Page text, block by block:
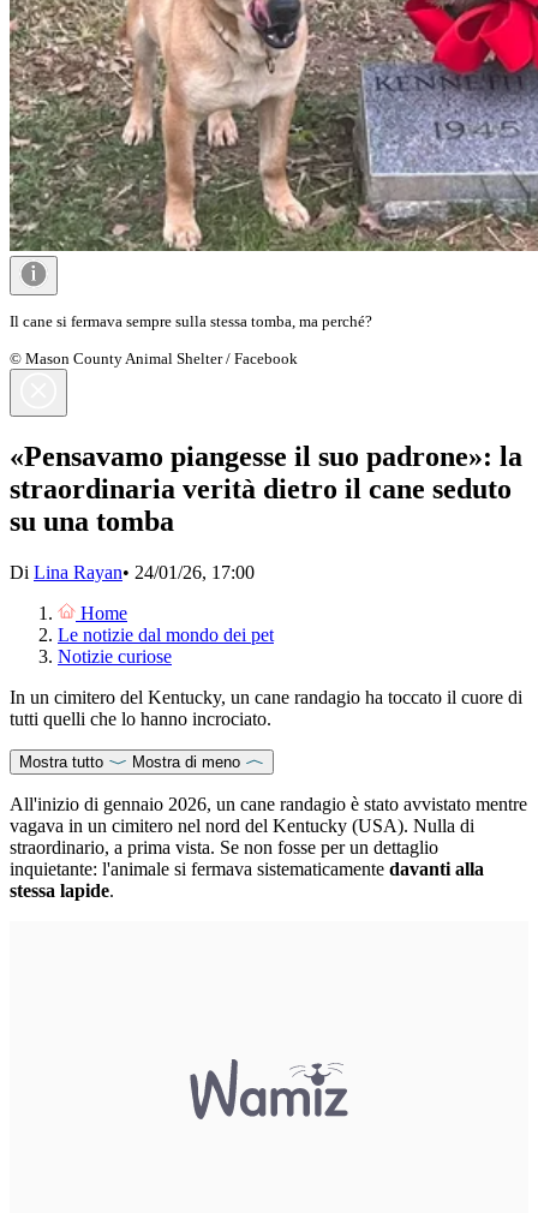
Il cane si fermava sempre sulla stessa tomba, ma perché?
© Mason County Animal Shelter / Facebook
«Pensavamo piangesse il suo padrone»: la
straordinaria verità dietro il cane seduto
su una tomba
Di Lina Rayan• 24/01/26, 17:00
Home
Le notizie dal mondo dei pet
Notizie curiose
In un cimitero del Kentucky, un cane randagio ha toccato il cuore di
tutti quelli che lo hanno incrociato.
Mostra tutto Mostra di meno
All'inizio di gennaio 2026, un cane randagio è stato avvistato mentre
vagava in un cimitero nel nord del Kentucky (USA). Nulla di
straordinario, a prima vista. Se non fosse per un dettaglio
inquietante: l'animale si fermava sistematicamente davanti alla
stessa lapide.